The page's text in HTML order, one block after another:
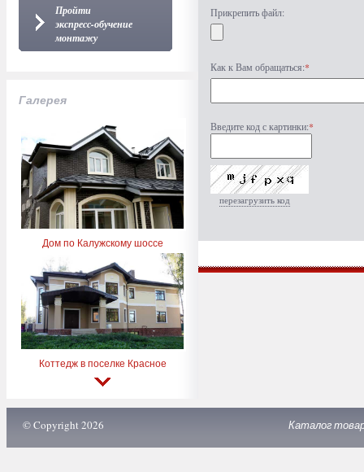
Пройти
экспресс-обучение
монтажу
Галерея
Дом по Калужскому шоссе
Коттедж в поселке Красное
Прикрепить файл:
Как к Вам обращаться:*
Введите код с картинки:*
перезагрузить код
© Copyright 2026 Каталог